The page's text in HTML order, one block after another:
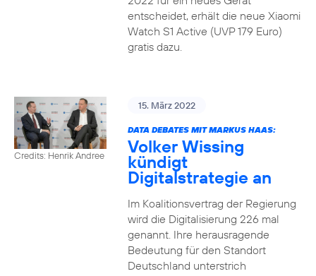
entscheidet, erhält die neue Xiaomi
Watch S1 Active (UVP 179 Euro)
gratis dazu.
Credits: Henrik Andree
15. März 2022
DATA DEBATES MIT MARKUS HAAS:
Volker Wissing
kündigt
Digitalstrategie an
Im Koalitionsvertrag der Regierung
wird die Digitalisierung 226 mal
genannt. Ihre herausragende
Bedeutung für den Standort
Deutschland unterstrich